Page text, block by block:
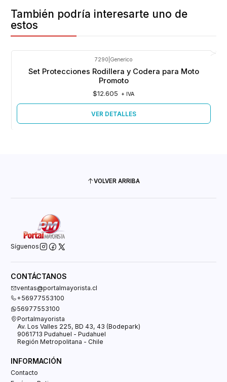
También podría interesarte uno de
estos
Agotado
7290 Generico
Set Protecciones Rodillera y Codera para Moto
Promoto
$12.605 + IVA
VER DETALLES
VOLVER ARRIBA
Síguenos
CONTÁCTANOS
ventas@portalmayorista.cl
+56977553100
56977553100
Portalmayorista
Av. Los Valles 225, BD 43, 43 (Bodepark)
9061713 Pudahuel - Pudahuel
Región Metropolitana - Chile
INFORMACIÓN
Contacto